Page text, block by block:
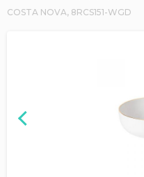
COSTA NOVA, 8RCS151-WGD